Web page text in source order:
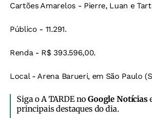
Cartões Amarelos - Pierre, Luan e
Público - 11.291.
Renda - R$ 393.596,00.
Local - Arena Barueri, em São Paulo
Siga o A TARDE noGoogle Notícias
principais destaques do dia.